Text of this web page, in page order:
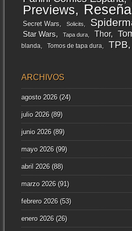
Previews
Secret Wars Solicits
Star Wars Tapa dura Thor
blanda
Tomos de tapa dura TPB
ARCHIVOS
agosto 2026(24)
julio 2026(89)
junio 2026(89)
mayo 2026(99)
abril 2026(88)
marzo 2026(91)
febrero 2026(53)
enero 2026(26)